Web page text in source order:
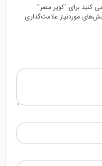
کنید برای “کویر مصر”
موردنیاز علامت‌گذاری